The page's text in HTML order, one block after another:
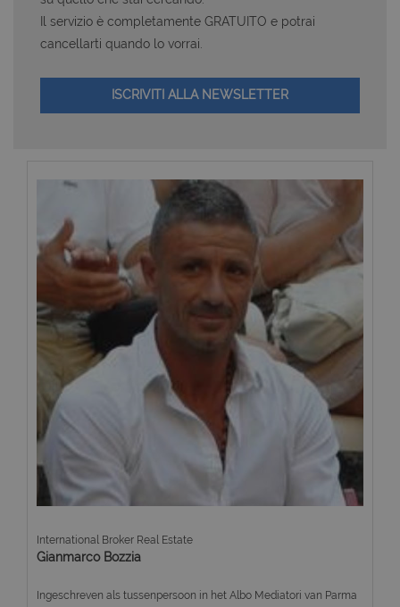
Il servizio è completamente GRATUITO e potrai
cancellarti quando lo vorrai.
ISCRIVITI ALLA NEWSLETTER
International Broker Real Estate
Gianmarco Bozzia
Ingeschreven als tussenpersoon in het Albo Mediatori van Parma